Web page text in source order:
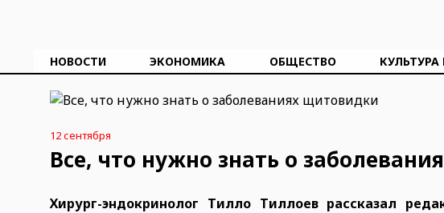
НОВОСТИ ЭКОНОМИКА ОБЩЕСТВО
12 сентября
Все, что нужно знать о
Хирург-эндокринолог Тилло Тиллоев рассказал